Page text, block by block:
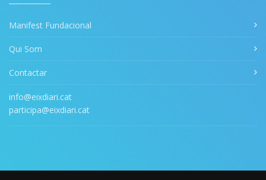
Manifest Fundacional
Qui Som
Contactar
info@eixdiari.cat
participa@eixdiari.cat